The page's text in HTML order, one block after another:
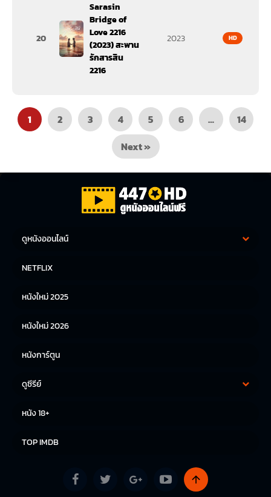
20
Sarasin
Bridge of
Love 2216
(2023) สะพาน
รักสารสิน
2216
2023 HD
1 2 3 4 5 6 …
14
Next »
ดูหนังออนไลน์
หนังญี่ปุ่น
NETFLIX
หนังใหม่ 2025
หนังใหม่ 2026
หนังการ์ตูน
ดูซีรีย์
หนัง 18+
TOP IMDB